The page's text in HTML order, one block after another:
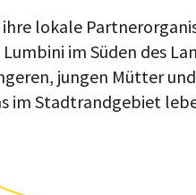
lokale
im Süden des
jungen Mütter
im Stadtrandgebiet